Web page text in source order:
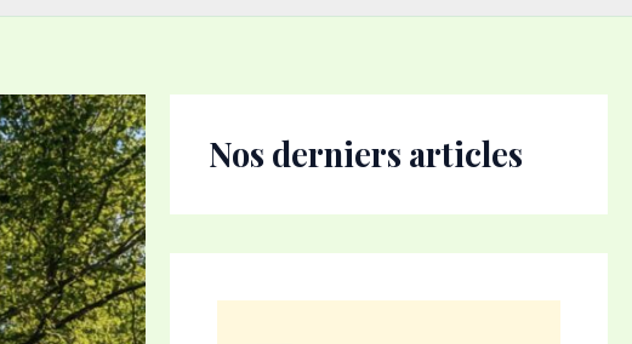
Nos derniers articles